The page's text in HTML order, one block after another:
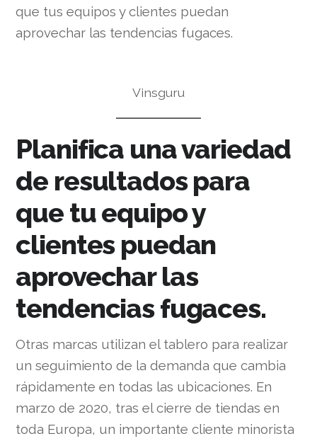
que tus equipos y clientes puedan
aprovechar las tendencias fugaces.
Vinsguru
Planifica una variedad
de resultados para
que tu equipo y
clientes puedan
aprovechar las
tendencias fugaces.
Otras marcas utilizan el tablero para realizar
un seguimiento de la demanda que cambia
rápidamente en todas las ubicaciones. En
marzo de 2020, tras el cierre de tiendas en
toda Europa, un importante cliente minorista